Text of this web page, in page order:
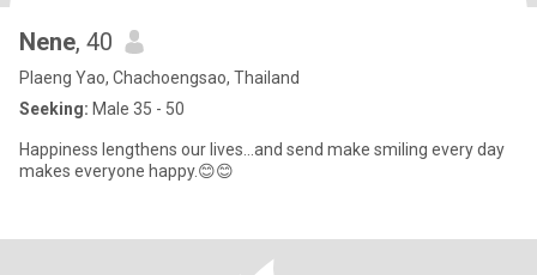
Nene, 40
Plaeng Yao, Chachoengsao, Thailand
Seeking: Male 35 - 50
Happiness lengthens our lives...and send make smiling every day
makes everyone happy.😊😊